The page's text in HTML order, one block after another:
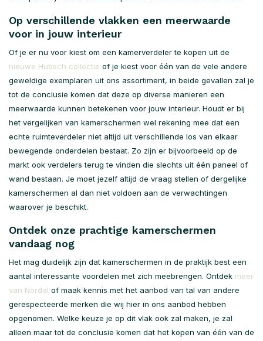
Op verschillende vlakken een meerwaarde
voor in jouw interieur
Of je er nu voor kiest om een kamerverdeler te kopen uit de
nieuwe Hubsch collectie of je kiest voor één van de vele andere
geweldige exemplaren uit ons assortiment, in beide gevallen zal je
tot de conclusie komen dat deze op diverse manieren een
meerwaarde kunnen betekenen voor jouw interieur. Houdt er bij
het vergelijken van kamerschermen wel rekening mee dat een
echte ruimteverdeler niet altijd uit verschillende los van elkaar
bewegende onderdelen bestaat. Zo zijn er bijvoorbeeld op de
markt ook verdelers terug te vinden die slechts uit één paneel of
wand bestaan. Je moet jezelf altijd de vraag stellen of dergelijke
kamerschermen al dan niet voldoen aan de verwachtingen
waarover je beschikt.
Ontdek onze prachtige kamerschermen
vandaag nog
Het mag duidelijk zijn dat kamerschermen in de praktijk best een
aantal interessante voordelen met zich meebrengen. Ontdek meer
van Nordal of maak kennis met het aanbod van tal van andere
gerespecteerde merken die wij hier in ons aanbod hebben
opgenomen. Welke keuze je op dit vlak ook zal maken, je zal
alleen maar tot de conclusie komen dat het kopen van één van de